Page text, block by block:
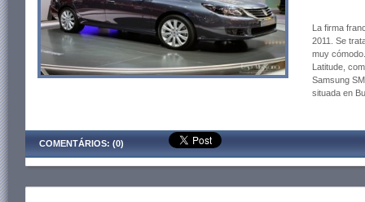
La firma
2011. Se
muy
Latitude,
Samsung
situada en
COMENTÁRIOS: (0)